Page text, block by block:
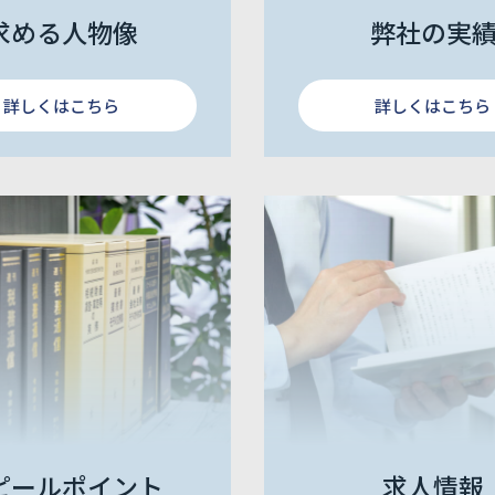
める人物像
詳しくはこちら
弊社の実
詳しくはこちら
ールポイント 求人情報